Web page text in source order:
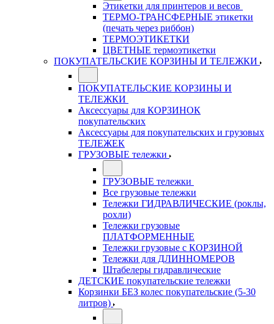
Этикетки для принтеров и весов
ТЕРМО-ТРАНСФЕРНЫЕ этикетки
(печать через риббон)
ТЕРМОЭТИКЕТКИ
ЦВЕТНЫЕ термоэтикетки
ПОКУПАТЕЛЬСКИЕ КОРЗИНЫ И ТЕЛЕЖКИ
ПОКУПАТЕЛЬСКИЕ КОРЗИНЫ И
ТЕЛЕЖКИ
Аксессуары для КОРЗИНОК
покупательских
Аксессуары для покупательских и грузовых
ТЕЛЕЖЕК
ГРУЗОВЫЕ тележки
ГРУЗОВЫЕ тележки
Все грузовые тележки
Тележки ГИДРАВЛИЧЕСКИЕ (роклы,
рохли)
Тележки грузовые
ПЛАТФОРМЕННЫЕ
Тележки грузовые с КОРЗИНОЙ
Тележки для ДЛИННОМЕРОВ
Штабелеры гидравлические
ДЕТСКИЕ покупательские тележки
Корзинки БЕЗ колес покупательские (5-30
литров)